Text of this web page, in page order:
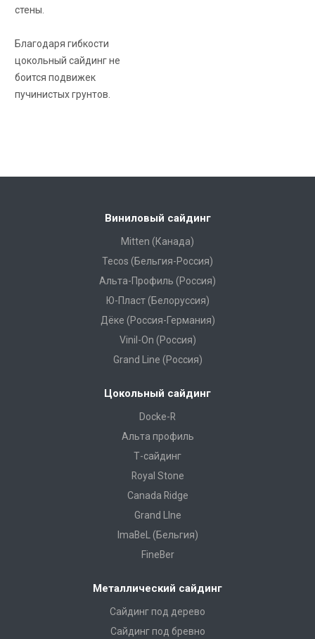
стены.
Благодаря гибкости
цокольный сайдинг не
боится подвижек
пучинистых грунтов.
Виниловый сайдинг
Mitten (Канада)
Tecos (Бельгия-Россия)
Альта-Профиль (Россия)
Ю-Пласт (Белоруссия)
Дёке (Россия-Германия)
Vinil-On (Россия)
Grand Line (Россия)
Цокольный сайдинг
Docke-R
Альта профиль
Т-сайдинг
Royal Stone
Canada Ridge
Grand LIne
ImaBeL (Бельгия)
FineBer
Металлический сайдинг
Сайдинг под дерево
Сайдинг под бревно